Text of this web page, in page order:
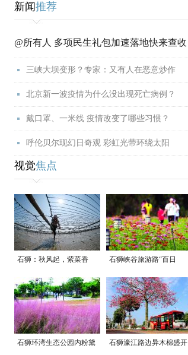
新闻推荐
@所有人 多项民生礼包加速落地快来查收
三峡大坝变形？专家：又有人在恶意炒作
北京新一波疫情为什么没出现死亡病例？
戴口罩、一米线 疫情改变了哪些习惯？
呼伦贝尔现幻日奇观 彩虹光带环绕太阳
视觉焦点
石狮：秋风起，紫菜香 石狮峡谷旅游路“百日
草”争相斗艳
石狮环湾生态公园内粉黛 石狮濠江路边异木棉盛开